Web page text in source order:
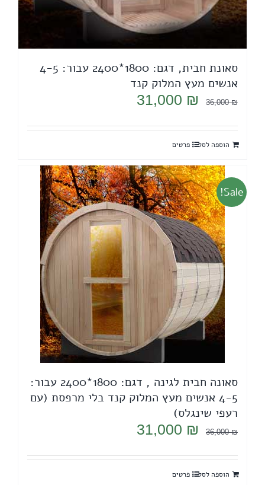
סאונת חבית, דגם: 1800*2400 עבור: 4-5
אנשים מעץ המלוק קנד
36,000₪
המחיר
היה:
36,000 ₪.
31,000 ₪
המחיר
הוא:
הוספה לסל פרטים
Sale!
סאונה חבית לגינה , דגם: 1800*2400 עבור:
4-5 אנשים מעץ המלוק קנד בלי מרפסת (עם
רעפי שינגלס)
36,000₪
המחיר
היה:
36,000 ₪.
31,000 ₪
המחיר
הוא:
הוספה לסל פרטים